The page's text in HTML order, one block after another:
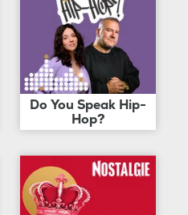
Do You Speak Hip-
Hop?